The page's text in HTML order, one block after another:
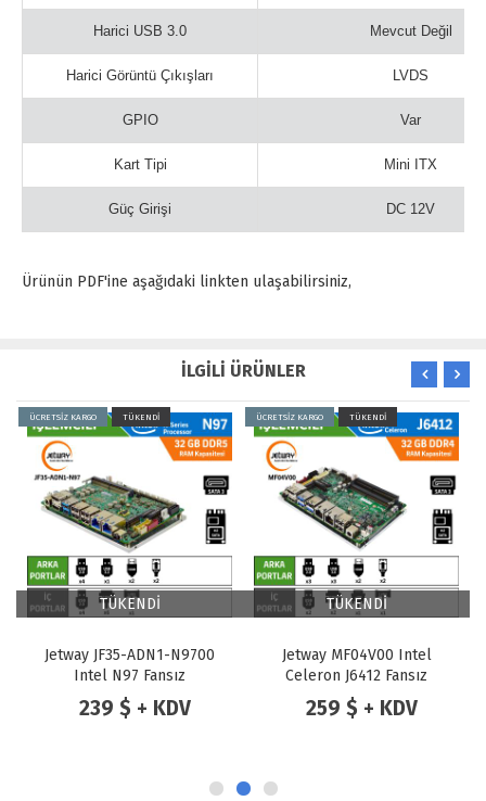
Harici USB 3.0 Mevcut Değil
Harici Görüntü Çıkışları LVDS
GPIO Var
Kart Tipi Mini ITX
Güç Girişi DC 12V
Ürünün PDF'ine aşağıdaki linkten ulaşabilirsiniz,
İLGİLİ ÜRÜNLER
ÜCRETSİZ KARGO TÜKENDİ
TÜKENDİ
Jetway JF35-ADN1-N9700
Intel N97 Fansız
Endüstriyel 3.5" Anakart
239 $ + KDV
ÜCRETSİZ KARGO TÜKENDİ
TÜKENDİ
Jetway MF04V00 Intel
Celeron J6412 Fansız
Endüstriyel 3.5" Anakart
259 $ + KDV